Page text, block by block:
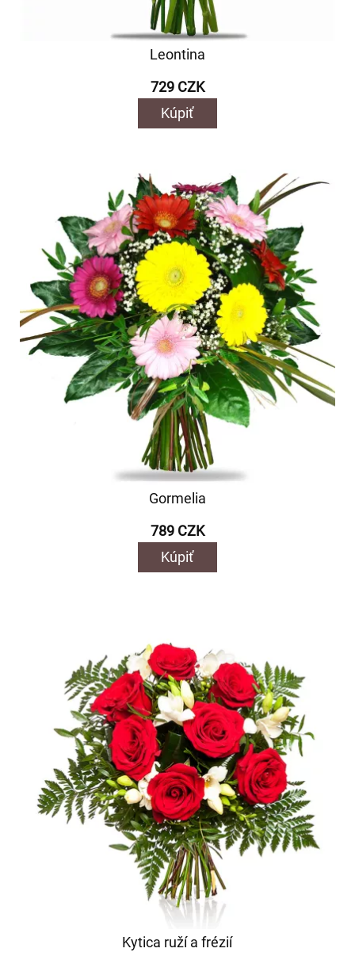
Leontina
729 CZK
Kúpiť
Gormelia
789 CZK
Kúpiť
Kytica ruží a frézií